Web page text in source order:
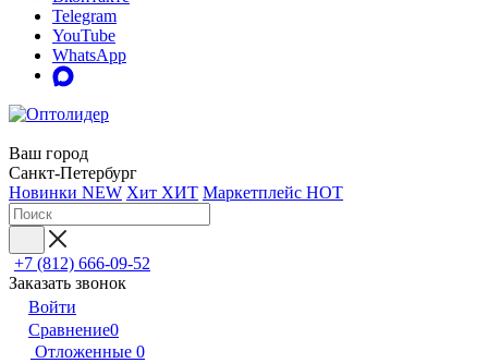
Telegram
YouTube
WhatsApp
Ваш город
Санкт-Петербург
Новинки NEW Хит ХИТ Маркетплейс HOT
+7 (812) 666-09-52
Заказать звонок
Войти
Сравнение0
Отложенные 0